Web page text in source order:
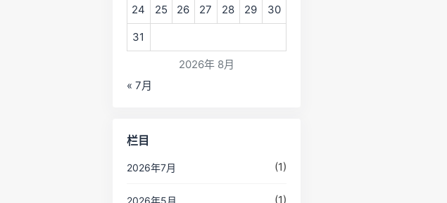
2026年 8月
24 25 26 27 28 29 30
31
« 7月
栏目
2026年7月 (1)
2026年5月 (1)